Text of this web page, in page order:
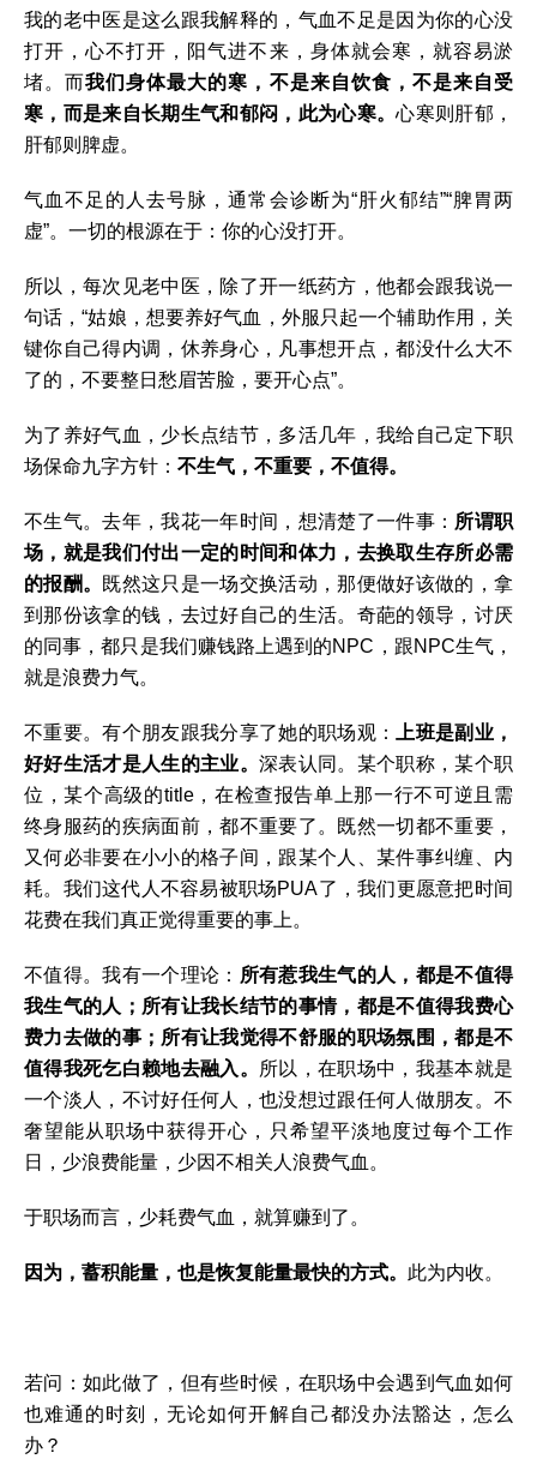
我的老中医是这么跟我解释的，气血不足是因为你的心没
打开，心不打开，阳气进不来，身体就会寒，就容易淤
堵。而我们身体最大的寒，不是来自饮食，不是来自受
寒，而是来自长期生气和郁闷，此为心寒。心寒则肝郁，
肝郁则脾虚。
气血不足的人去号脉，通常会诊断为“肝火郁结”“脾胃两
虚”。一切的根源在于：你的心没打开。
所以，每次见老中医，除了开一纸药方，他都会跟我说一
句话，“姑娘，想要养好气血，外服只起一个辅助作用，关
键你自己得内调，休养身心，凡事想开点，都没什么大不
了的，不要整日愁眉苦脸，要开心点”。
为了养好气血，少长点结节，多活几年，我给自己定下职
场保命九字方针： 不生气，不重要，不值得。
不生气。去年，我花一年时间，想清楚了一件事： 所谓职
场，就是我们付出一定的时间和体力，去换取生存所必需
的报酬。 既然这只是一场交换活动，那便做好该做的，拿
到那份该拿的钱，去过好自己的生活。奇葩的领导，讨厌
的同事，都只是我们赚钱路上遇到的NPC，跟NPC生气，
就是浪费力气。
不重要。有个朋友跟我分享了她的职场观：
上班是副业，
好好生活才是人生的主业。 深表认同。某个职称，某个职
位，某个高级的title，在检查报告单上那一行不可逆且需
终身服药的疾病面前，都不重要了。既然一切都不重要，
又何必非要在小小的格子间，跟某个人、某件事纠缠、内
耗。我们这代人不容易被职场PUA了，我们更愿意把时间
花费在我们真正觉得重要的事上。
不值得。我有一个理论： 所有惹我生气的人，都是不值得
我生气的人；所有让我长结节的事情，都是不值得我费心
费力去做的事；所有让我觉得不舒服的职场氛围，都是不
值得我死乞白赖地去融入。
所以，在职场中，我基本就是
一个淡人，不讨好任何人，也没想过跟任何人做朋友。不
奢望能从职场中获得开心，只希望平淡地度过每个工作
日，少浪费能量，少因不相关人浪费气血。
于职场而言，少耗费气血，就算赚到了。
因为，蓄积能量，也是恢复能量最快的方式。 此为内收。
若问：如此做了，但有些时候，在职场中会遇到气血如何
也难通的时刻，无论如何开解自己都没办法豁达，怎么
办？